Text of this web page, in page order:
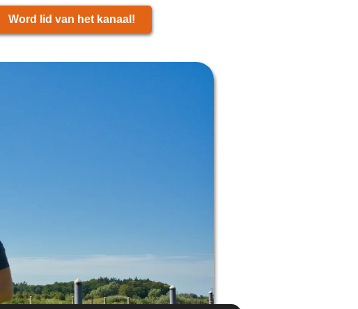
Word lid van het kanaal!